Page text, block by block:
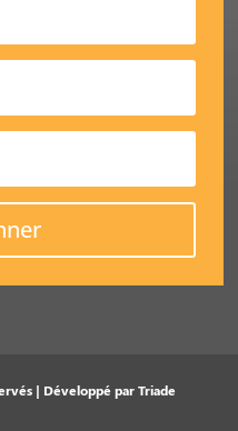
| Développé parTriade